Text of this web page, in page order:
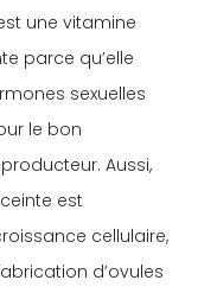
une vitamine
parce qu’elle
sexuelles
le bon
Aussi,
est
cellulaire,
d’ovules